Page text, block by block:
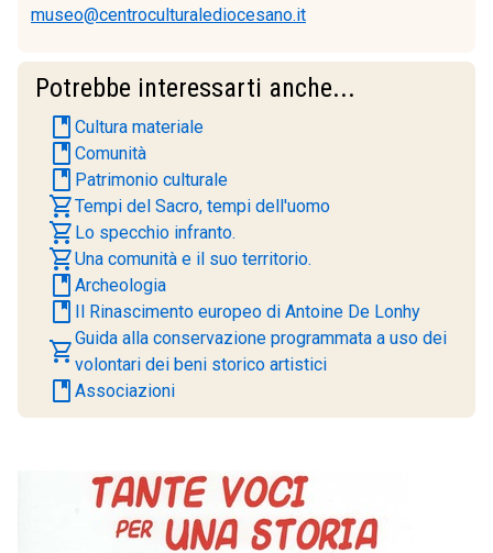
museo@centroculturalediocesano.it
Potrebbe interessarti anche...
book Cultura materiale
book Comunità
book Patrimonio culturale
shopping_cartTempi del Sacro, tempi dell'uomo
shopping_cart Lo specchio infranto.
shopping_cartUna comunità e il suo territorio.
book Archeologia
book Il Rinascimento europeo di Antoine De Lonhy
shopping_cartGuida alla conservazione programmata a uso dei
volontari dei beni storico artistici
book Associazioni